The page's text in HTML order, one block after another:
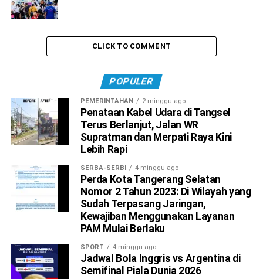
CLICK TO COMMENT
POPULER
PEMERINTAHAN 2 minggu ago
Penataan Kabel Udara di Tangsel
Terus Berlanjut, Jalan WR
Supratman dan Merpati Raya Kini
Lebih Rapi
SERBA-SERBI 4 minggu ago
Perda Kota Tangerang Selatan
Nomor 2 Tahun 2023: Di Wilayah yang
Sudah Terpasang Jaringan,
Kewajiban Menggunakan Layanan
PAM Mulai Berlaku
SPORT 4 minggu ago
Jadwal Bola Inggris vs Argentina di
Semifinal Piala Dunia 2026